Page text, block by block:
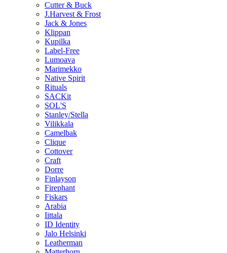
Cutter & Buck
J.Harvest & Frost
Jack & Jones
Klippan
Kupilka
Label-Free
Lumoava
Marimekko
Native Spirit
Rituals
SACKit
SOL'S
Stanley/Stella
Vilikkala
Camelbak
Clique
Cottover
Craft
Dorre
Finlayson
Firephant
Fiskars
Arabia
Iittala
ID Identity
Jalo Helsinki
Leatherman